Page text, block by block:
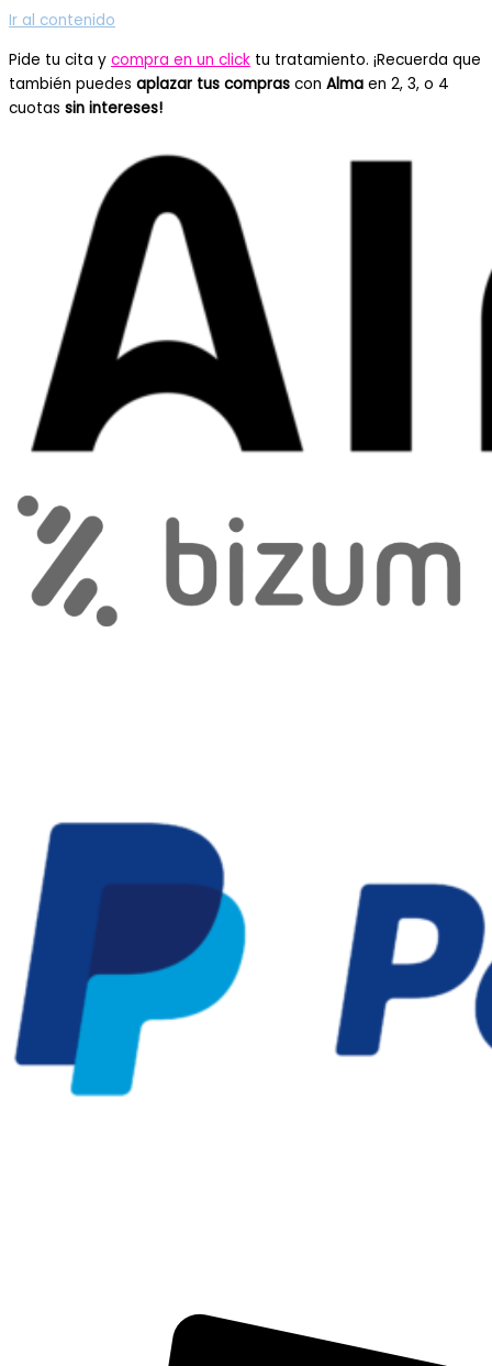
Ir al contenido
Pide tu cita y compra en un click tu tratamiento. ¡Recuerda que
también puedes aplazar tus compras con Alma en 2, 3, o 4
cuotas sin intereses!